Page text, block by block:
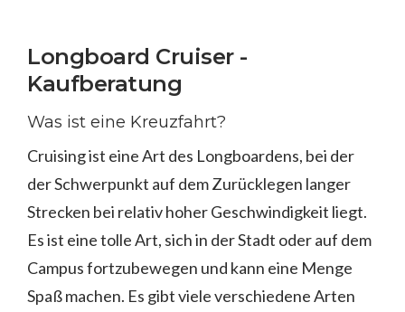
Longboard Cruiser -
Kaufberatung
Was ist eine Kreuzfahrt?
Cruising ist eine Art des Longboardens, bei der
der Schwerpunkt auf dem Zurücklegen langer
Strecken bei relativ hoher Geschwindigkeit liegt.
Es ist eine tolle Art, sich in der Stadt oder auf dem
Campus fortzubewegen und kann eine Menge
Spaß machen. Es gibt viele verschiedene Arten